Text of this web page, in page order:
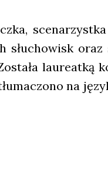
słu­cho­wisk
lau­re­at­ką
na